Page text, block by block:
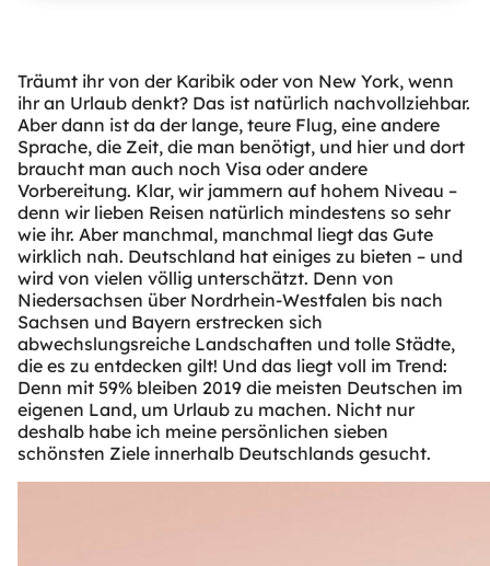
Träumt ihr von der Karibik oder von New York, wenn
ihr an Urlaub denkt? Das ist natürlich nachvollziehbar.
Aber dann ist da der lange, teure Flug, eine andere
Sprache, die Zeit, die man benötigt, und hier und dort
braucht man auch noch Visa oder andere
Vorbereitung. Klar, wir jammern auf hohem Niveau –
denn wir lieben Reisen natürlich mindestens so sehr
wie ihr. Aber manchmal, manchmal liegt das Gute
wirklich nah. Deutschland hat einiges zu bieten – und
wird von vielen völlig unterschätzt. Denn von
Niedersachsen über Nordrhein-Westfalen bis nach
Sachsen und Bayern erstrecken sich
abwechslungsreiche Landschaften und tolle Städte,
die es zu entdecken gilt! Und das liegt voll im Trend:
Denn mit 59% bleiben 2019 die meisten Deutschen im
eigenen Land, um Urlaub zu machen. Nicht nur
deshalb habe ich meine persönlichen sieben
schönsten Ziele innerhalb Deutschlands gesucht.